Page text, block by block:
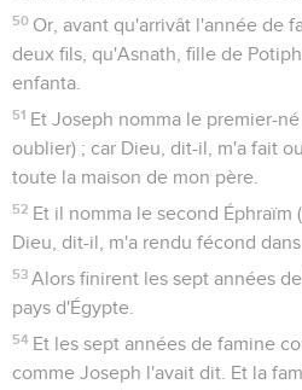
50 Or, avant qu'arrivât l'année de
deux fils, qu'Asnath, fille de
enfanta.
51 Et Joseph nomma le premier-
oublier) ; car Dieu, dit-il, m'a fait
toute la maison de mon père.
52 Et il nomma le second Éphraïm
Dieu, dit-il, m'a rendu fécond
53 Alors finirent les sept années
pays d'Égypte.
54 Et les sept années de famine
comme Joseph l'avait dit. Et la